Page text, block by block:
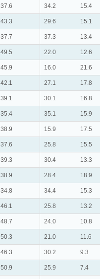
37.6 34.2 15.4
43.3 29.6 15.1
37.7 37.3 13.4
49.5 22.0 12.6
45.9 16.0 21.6
42.1 27.1 17.8
39.1 30.1 16.8
35.4 35.1 15.9
38.9 15.9 17.5
37.6 25.8 15.5
39.3 30.4 13.3
38.9 28.4 18.9
34.8 34.4 15.3
46.1 25.8 13.2
48.7 24.0 10.8
50.3 21.0 11.6
46.3 30.2 9.3
50.9 25.9 7.4